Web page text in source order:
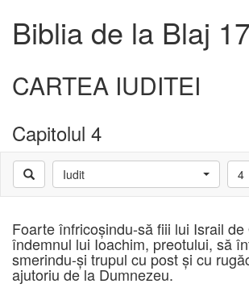
Biblia de la Blaj
CARTEA IUDITEI
Capitolul 4
Iudit 4
Foarte înfricoşindu-să fiii lui Israil de
îndemnul lui Ioachim, preotului, să
smerindu-şi trupul cu post şi cu
ajutoriu de la Dumnezeu.